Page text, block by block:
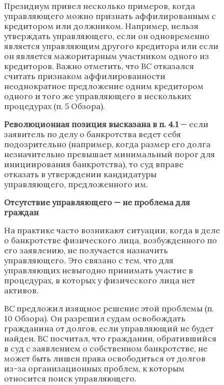
Президиум привел несколько примеров, когда
управляющего можно признать аффилированным с
кредитором или должником. Например, нельзя
утверждать управляющего, если он одновременно
является управляющим другого кредитора или если
он является мажоритарным участником одного из
кредиторов. Важно отметить, что ВС отказался
считать признаком аффилированности
неоднократное предложение одним кредитором
одного и того же управляющего в нескольких
процедурах (п. 5 Обзора).
Революционная позиция высказана в п. 4.1 — если
заявитель по делу о банкротства ведет себя
подозрительно (например, когда размер его долга
незначительно превышает минимальный порог для
инициирования банкротства), то суд вправе
отказать в утверждении кандидатуры
управляющего, предложенного им.
Отсутствие управляющего — не проблема для
граждан
На практике часто возникают ситуации, когда в деле
о банкротстве физического лица, возбужденного по
его заявлению, не получается назначить
управляющего. Это связано с тем, что для
управляющих невыгодно принимать участие в
процедурах, в которых у физического лица нет
активов.
ВС предложил изящное решение этой проблемы (п.
10 Обзора). Он разрешил судам освобождать
гражданина от долгов, если управляющий не будет
найден. ВС посчитал, что гражданин, обратившийся
в суд с заявлением о собственном банкротстве, не
может быть лишен права освободиться от долгов
из-за организационных проблем, к которым
относится поиск управляющего.